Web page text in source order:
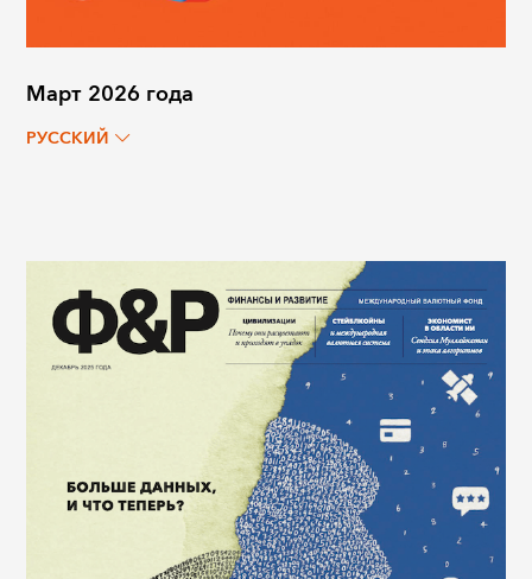
Март 2026 года
РУССКИЙ